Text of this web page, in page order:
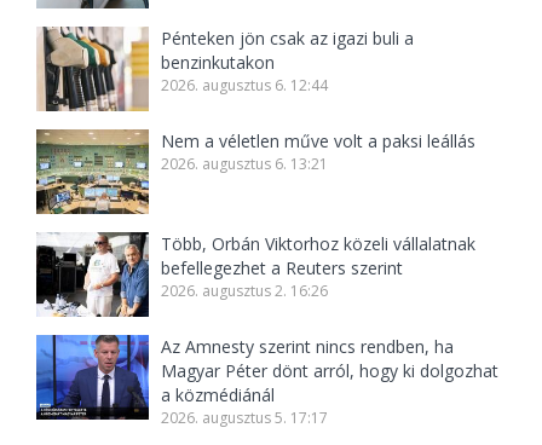
Pénteken jön csak az igazi buli a
benzinkutakon
2026. augusztus 6. 12:44
Nem a véletlen műve volt a paksi leállás
2026. augusztus 6. 13:21
Több, Orbán Viktorhoz közeli vállalatnak
befellegezhet a Reuters szerint
2026. augusztus 2. 16:26
Az Amnesty szerint nincs rendben, ha
Magyar Péter dönt arról, hogy ki dolgozhat
a közmédiánál
2026. augusztus 5. 17:17